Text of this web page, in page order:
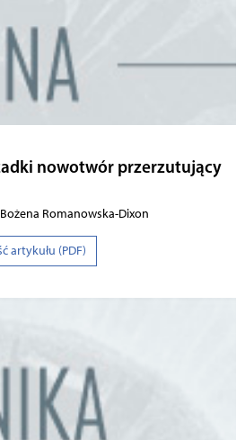
nowotwór przerzutujący
Romanowska-Dixon
artykułu (PDF)